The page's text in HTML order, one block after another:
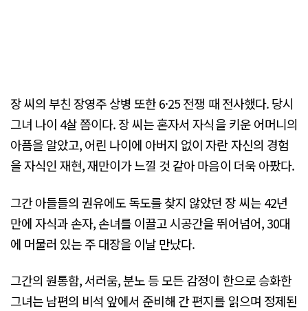
장 씨의 부친 장영주 상병 또한 6·25 전쟁 때 전사했다. 당시
그녀 나이 4살 쯤이다. 장 씨는 혼자서 자식을 키운 어머니의
아픔을 알았고, 어린 나이에 아버지 없이 자란 자신의 경험
을 자식인 재현, 재만이가 느낄 것 같아 마음이 더욱 아팠다.
그간 아들들의 권유에도 독도를 찾지 않았던 장 씨는 42년
만에 자식과 손자, 손녀를 이끌고 시공간을 뛰어넘어, 30대
에 머물러 있는 주 대장을 이날 만났다.
그간의 원통함, 서러움, 분노 등 모든 감정이 한으로 승화한
그녀는 남편의 비석 앞에서 준비해 간 편지를 읽으며 정제된